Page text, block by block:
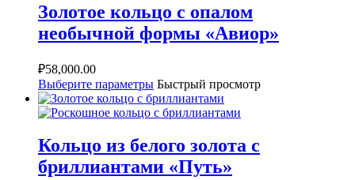
Золотое кольцо с опалом
необычной формы «Авиор»
₽58,000.00
Выберите параметры Быстрый просмотр
Кольцо из белого золота с
бриллиантами «Путь»